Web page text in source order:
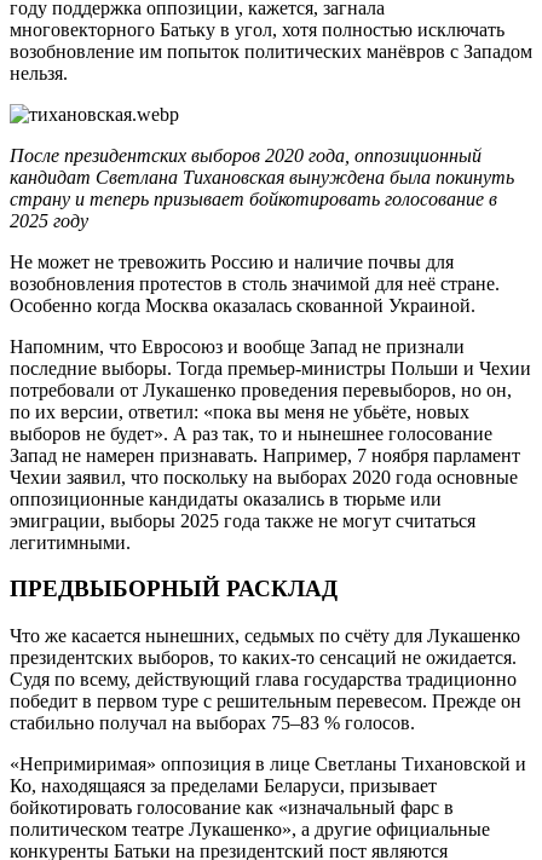
году поддержка оппозиции, кажется, загнала
многовекторного Батьку в угол, хотя полностью исключать
возобновление им попыток политических манёвров с Западом
нельзя.
После президентских выборов 2020 года, оппозиционный
кандидат Светлана Тихановская вынуждена была покинуть
страну и теперь призывает бойкотировать голосование в
2025 году
Не может не тревожить Россию и наличие почвы для
возобновления протестов в столь значимой для неё стране.
Особенно когда Москва оказалась скованной Украиной.
Напомним, что Евросоюз и вообще Запад не признали
последние выборы. Тогда премьер-министры Польши и Чехии
потребовали от Лукашенко проведения перевыборов, но он,
по их версии, ответил: «пока вы меня не убьёте, новых
выборов не будет». А раз так, то и нынешнее голосование
Запад не намерен признавать. Например, 7 ноября парламент
Чехии заявил, что поскольку на выборах 2020 года основные
оппозиционные кандидаты оказались в тюрьме или
эмиграции, выборы 2025 года также не могут считаться
легитимными.
ПРЕДВЫБОРНЫЙ РАСКЛАД
Что же касается нынешних, седьмых по счёту для Лукашенко
президентских выборов, то каких-то сенсаций не ожидается.
Судя по всему, действующий глава государства традиционно
победит в первом туре с решительным перевесом. Прежде он
стабильно получал на выборах 75–83 % голосов.
«Непримиримая» оппозиция в лице Светланы Тихановской и
Ко, находящаяся за пределами Беларуси, призывает
бойкотировать голосование как «изначальный фарс в
политическом театре Лукашенко», а другие официальные
конкуренты Батьки на президентский пост являются